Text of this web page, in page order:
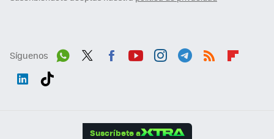
Síguenos
Suscríbete a